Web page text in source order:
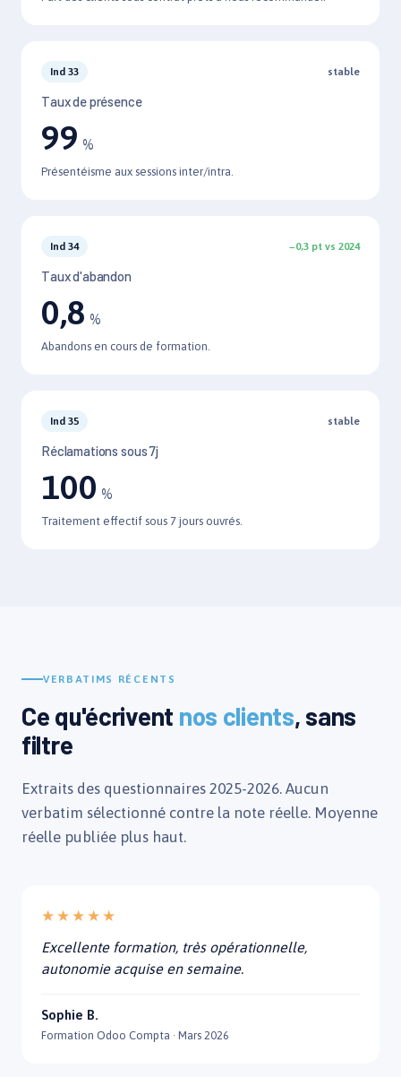
Ind 33 stable
Taux de présence
99 %
Présentéisme aux sessions inter/intra.
Ind 34 −0,3 pt vs 2024
Taux d'abandon
0,8 %
Abandons en cours de formation.
Ind 35 stable
Réclamations sous 7j
100 %
Traitement effectif sous 7 jours ouvrés.
VERBATIMS RÉCENTS
Ce qu'écrivent nos clients, sans
filtre
Extraits des questionnaires 2025-2026. Aucun
verbatim sélectionné contre la note réelle. Moyenne
réelle publiée plus haut.
★★★★★
Excellente formation, très opérationnelle,
autonomie acquise en semaine.
Sophie B.
Formation Odoo Compta · Mars 2026